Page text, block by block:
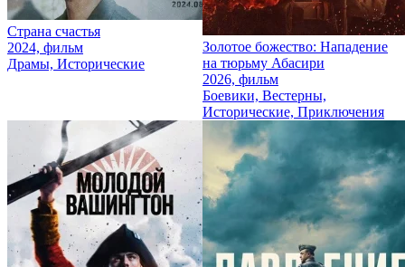
Страна счастья
2024, фильм
Драмы, Исторические
Золотое божество: Нападение
на тюрьму Абасири
2026, фильм
Боевики, Вестерны,
Исторические, Приключения